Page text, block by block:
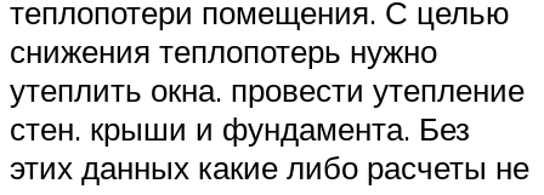
теплопотери помещения. С целью
снижения теплопотерь нужно
утеплить окна. провести утепление
стен. крыши и фундамента. Без
этих данных какие либо расчеты не